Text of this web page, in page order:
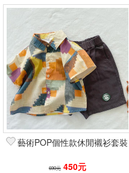
藝術POP個性款休閒襯衫套裝
690元 450元